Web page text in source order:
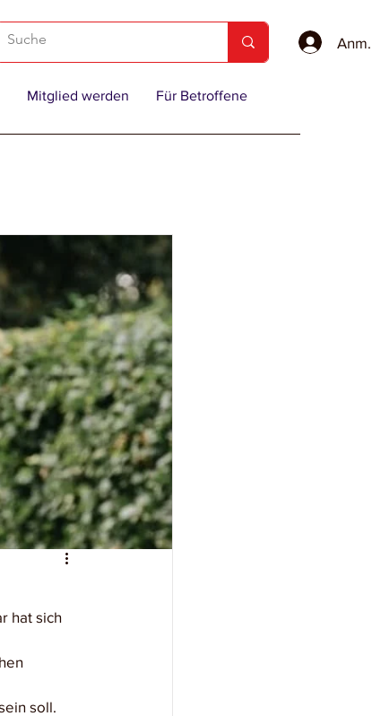
Mitglied werden Für Betroffene
hat sich
soll.